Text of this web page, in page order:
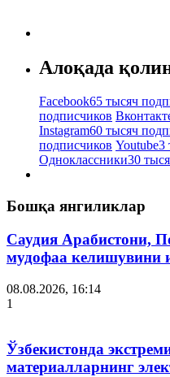
Алоқада
Facebook65 тысяч
подписчиков
Instagram60 тысяч
подписчиков Youtube3
Одноклассники30
Бошқа янгиликлар
Саудия Арабистони,
мудофаа келишувини
08.08.2026, 16:14
1
Ўзбекистонда
материалларнинг